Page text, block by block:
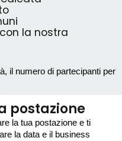
la nostra
il numero di partecipanti per
postazione
la tua postazione e ti
la data e il business